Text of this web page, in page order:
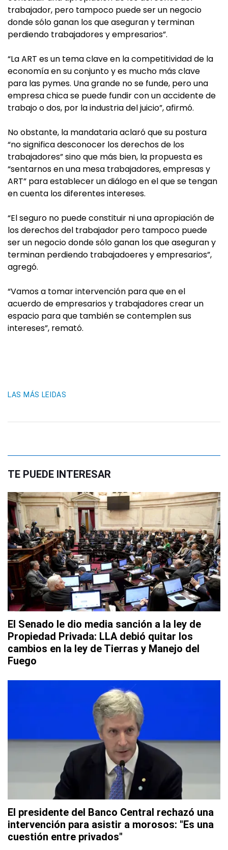
trabajador, pero tampoco puede ser un negocio
donde sólo ganan los que aseguran y terminan
perdiendo trabajadores y empresarios”.
“La ART es un tema clave en la competitividad de la
economía en su conjunto y es mucho más clave
para las pymes. Una grande no se funde, pero una
empresa chica se puede fundir con un accidente de
trabajo o dos, por la industria del juicio”, afirmó.
No obstante, la mandataria aclaró que su postura
“no significa desconocer los derechos de los
trabajadores” sino que más bien, la propuesta es
“sentarnos en una mesa trabajadores, empresas y
ART” para establecer un diálogo en el que se tengan
en cuenta los diferentes intereses.
“El seguro no puede constituir ni una apropiación de
los derechos del trabajador pero tampoco puede
ser un negocio donde sólo ganan los que aseguran y
terminan perdiendo trabajadoeres y empresarios”,
agregó.
“Vamos a tomar intervención para que en el
acuerdo de empresarios y trabajadores crear un
espacio para que también se contemplen sus
intereses”, remató.
LAS MÁS LEIDAS
TE PUEDE INTERESAR
El Senado le dio media sanción a la ley de
Propiedad Privada: LLA debió quitar los
cambios en la ley de Tierras y Manejo del
Fuego
El presidente del Banco Central rechazó una
intervención para asistir a morosos: "Es una
cuestión entre privados"